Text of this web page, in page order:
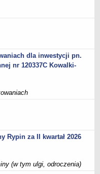
kultury, OSP
dla inwestycji pn.
nr 120337C Kowalki-
Rypin za II kwartał 2026
(w tym ulgi, odroczenia)